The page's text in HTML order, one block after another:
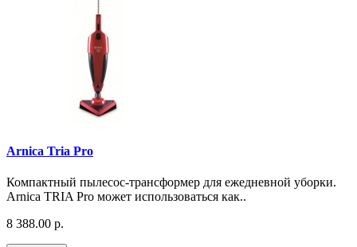
Arnica Tria Pro
Компактный пылесос-трансформер для ежедневной уборки.
Arnica TRIA Pro может использоваться как..
8 388.00 р.